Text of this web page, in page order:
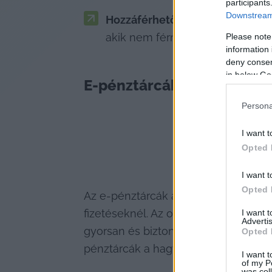
Please
information
deny
in below
I want
Opted
I want
Opted
I want
Opted
I want
of my
Hozzáférhetőség és
akik nem férnek hozzá a
E-pénztárcák
Az e-pénztárcák a kényelem és a
fizetéseknél. Az olyan
gyorsan és biztonságosan
pénztárcák a hagyományos banki